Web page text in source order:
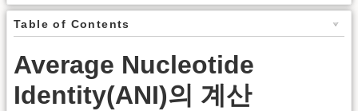
Table of Contents
Average Nucleotide
Identity(ANI)의 계산